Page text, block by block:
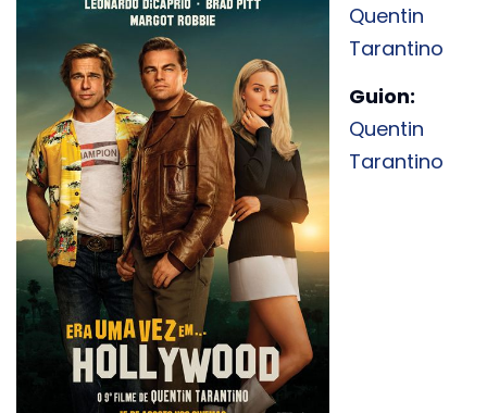
Quentin
Tarantino
Guion:
Quentin
Tarantino